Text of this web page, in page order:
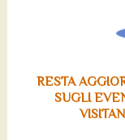
RESTA
SUGLI